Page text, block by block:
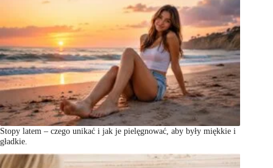
Stopy latem – czego unikać i jak je pielęgnować, aby były miękkie i
gładkie.